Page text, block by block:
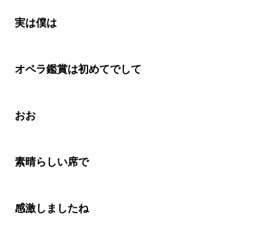
実は僕は
オペラ鑑賞は初めてでして
おお
素晴らしい席で
感激しましたね